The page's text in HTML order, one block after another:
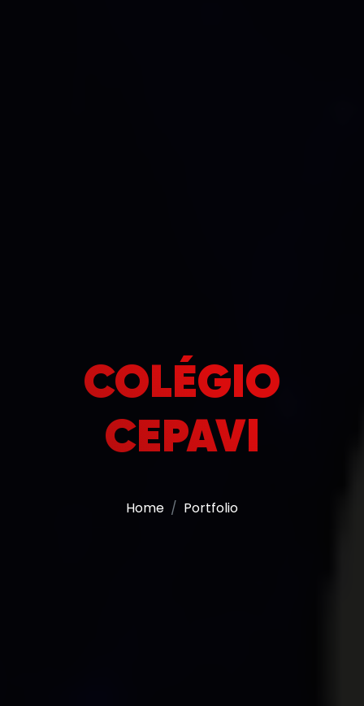
COLÉGIO
CEPAVI
Home Portfolio